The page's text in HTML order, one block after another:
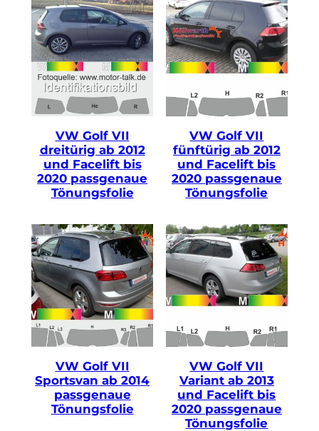
VW Golf VII
dreitürig ab 2012
und Facelift bis
2020 passgenaue
Tönungsfolie
VW Golf VII
fünftürig ab 2012
und Facelift bis
2020 passgenaue
Tönungsfolie
VW Golf VII
Sportsvan ab 2014
passgenaue
Tönungsfolie
VW Golf VII
Variant ab 2013
und Facelift bis
2020 passgenaue
Tönungsfolie